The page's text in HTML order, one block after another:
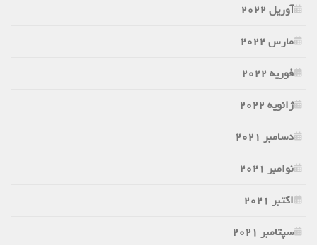
آوریل 2022
مارس 2022
فوریه 2022
ژانویه 2022
دسامبر 2021
نوامبر 2021
اکتبر 2021
سپتامبر 2021